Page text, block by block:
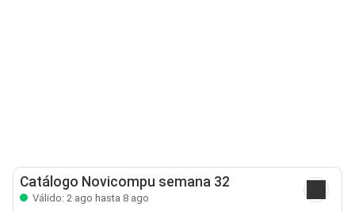
Catálogo Novicompu semana 32
Válido: 2 ago hasta 8 ago